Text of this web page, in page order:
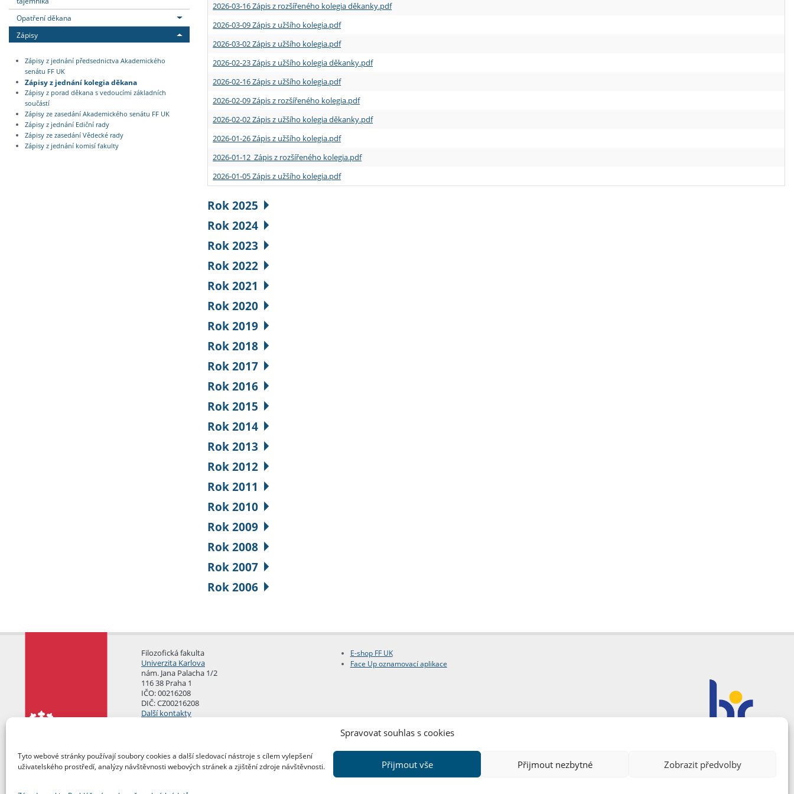
Spravovat souhlas s cookies
Tyto webové stránky používají soubory cookies a další sledovací nástroje s cílem vylepšení
uživatelského prostředí, analýzy návštěvnosti webových stránek a zjištění zdroje návštěvnosti.
Přijmout vše Přijmout nezbytné Zobrazit předvolby
Opatření děkana
Zápisy
Zápisy z jednání předsednictva Akademického
senátu FF UK
Zápisy z jednání kolegia děkana
Zápisy z porad děkana s vedoucími základních
součástí
Zápisy ze zasedání Akademického senátu FF UK
Zápisy z jednání Ediční rady
Zápisy ze zasedání Vědecké rady
Zápisy z jednání komisí fakulty
2026-03-16 Zápis z rozšířeného kolegia děkanky.pdf
2026-03-09 Zápis z užšího kolegia.pdf
2026-03-02 Zápis z užšího kolegia.pdf
2026-02-23 Zápis z užšího kolegia děkanky.pdf
2026-02-16 Zápis z užšího kolegia.pdf
2026-02-09 Zápis z rozšířeného kolegia.pdf
2026-02-02 Zápis z užšího kolegia děkanky.pdf
2026-01-26 Zápis z užšího kolegia.pdf
2026-01-12 Zápis z rozšířeného kolegia.pdf
2026-01-05 Zápis z užšího kolegia.pdf
Rok 2025
Rok 2024
Rok 2023
Rok 2022
Rok 2021
Rok 2020
Rok 2019
Rok 2018
Rok 2017
Rok 2016
Rok 2015
Rok 2014
Rok 2013
Rok 2012
Rok 2011
Rok 2010
Rok 2009
Rok 2008
Rok 2007
Rok 2006
Filozofická fakulta
Univerzita Karlova
nám. Jana Palacha 1/2
116 38 Praha 1
IČO: 00216208
DIČ: CZ00216208
Další kontakty
E-shop FF UK
Face Up oznamovací aplikace